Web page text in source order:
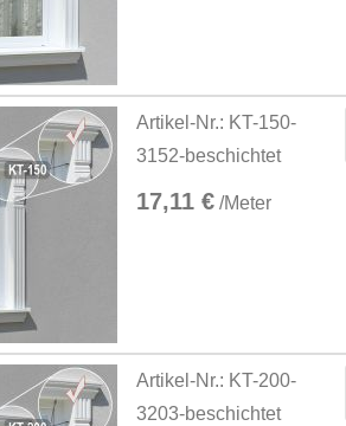
Artikel-Nr.: KT-150-
3152-beschichtet
17,11 € /Meter
Artikel-Nr.: KT-200-
3203-beschichtet